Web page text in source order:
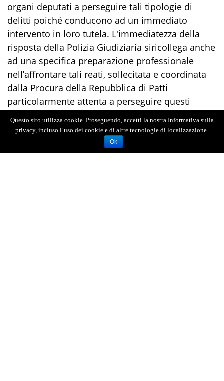
organi deputati a perseguire tali tipologie di
delitti poiché conducono ad un immediato
intervento in loro tutela. L'immediatezza della
risposta della Polizia Giudiziaria siricollega anche
ad una specifica preparazione professionale
nell’affrontare tali reati, sollecitata e coordinata
dalla Procura della Repubblica di Patti
particolarmente attenta a perseguire questi
Questo sito utilizza cookie. Proseguendo, accetti la nostra Informativa sulla
privacy, incluso l’uso dei cookie e di altre tecnologie di localizzazione.
Ok